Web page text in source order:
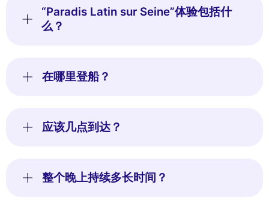
“Paradis Latin sur Seine”体验包括什
么？
在哪里登船？
应该几点到达？
整个晚上持续多长时间？